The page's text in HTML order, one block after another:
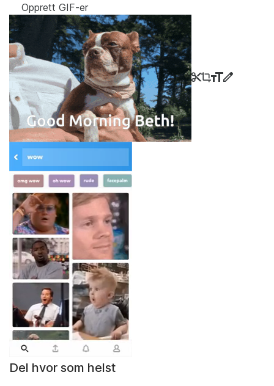
Opprett GIF-er
Del hvor som helst